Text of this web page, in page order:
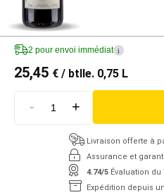
2 pour envoi immédiat i
25,45 € / btlle. 0,75 L
- +
Livraison offerte à
Assurance et
4.74/5 Évaluation
Expédition depuis